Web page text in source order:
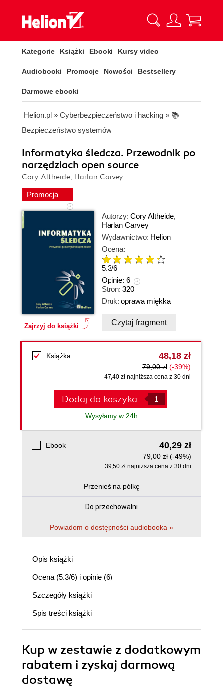
Kategorie Książki Ebooki Kursy video
Audiobooki Promocje Nowości Bestsellery
Darmowe ebooki
Helion.pl » Cyberbezpieczeństwo i hacking » 📚
Bezpieczeństwo systemów
Informatyka śledcza. Przewodnik po
narzędziach open source
Cory Altheide, Harlan Carvey
Promocja
Zajrzyj do książki
Autorzy: Cory Altheide,
Harlan Carvey
Wydawnictwo: Helion
Ocena:
5.3/6
Opinie: 6
Stron: 320
Druk: oprawa miękka
Czytaj fragment
Książka 48,18 zł
79,00 zł (-39%)
47,40 zł najniższa cena z 30 dni
Dodaj do koszyka
Wysyłamy w 24h
Ebook 40,29 zł
79,00 zł (-49%)
39,50 zł najniższa cena z 30 dni
Przenieś na półkę
Do przechowalni
Powiadom o dostępności audiobooka »
Opis książki
Ocena (5.3/6) i opinie (6)
Szczegóły książki
Spis treści książki
Kup w zestawie z dodatkowym
rabatem i zyskaj darmową
dostawę